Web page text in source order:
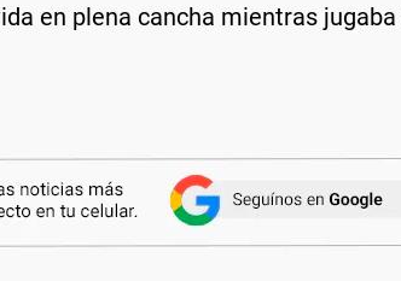
en plena cancha mientras